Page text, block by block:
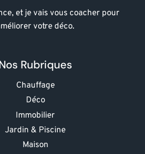
et je vais vous coacher pour
votre déco.
Rubriques
Chauffage
Déco
Immobilier
Jardin & Piscine
Maison